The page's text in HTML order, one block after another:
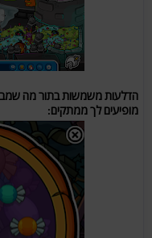
הדלעות משמשות בתור מה
מופיעים לך ממתקים: